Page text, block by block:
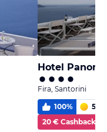
Fira, Santorini
100% 5,5
20 € Cashback